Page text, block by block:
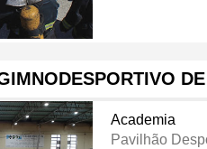
Academia
Pavilhão